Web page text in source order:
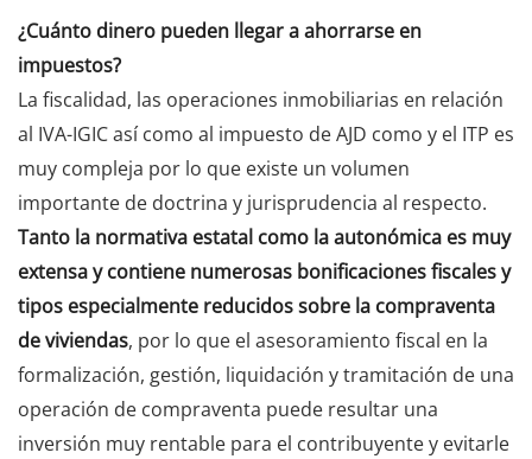
¿Cuánto dinero pueden llegar a ahorrarse en
impuestos?
La fiscalidad, las operaciones inmobiliarias en relación
al IVA-IGIC así como al impuesto de AJD como y el ITP es
muy compleja por lo que existe un volumen
importante de doctrina y jurisprudencia al respecto.
Tanto la normativa estatal como la autonómica es muy
extensa y contiene numerosas bonificaciones fiscales y
tipos especialmente reducidos sobre la compraventa
de viviendas, por lo que el asesoramiento fiscal en la
formalización, gestión, liquidación y tramitación de una
operación de compraventa puede resultar una
inversión muy rentable para el contribuyente y evitarle